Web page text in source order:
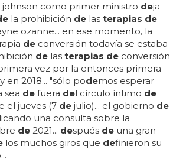
johnson como primer ministro deja
la prohibición de las terapias de
ozanne... en ese momento, la
de conversión todavía se estaba
de las terapias de conversión
vez por la entonces primera
en 2018... "sólo podemos esperar
sea de fuera del círculo íntimo de
el jueves (7 de julio)... el gobierno de
una consulta sobre la
de 2021... después de una gran
los muchos giros que definieron su